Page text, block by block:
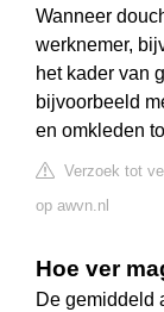
Wanneer
werknemer,
het kader van
bijvoorbeeld
en omkleden
Verzoek tot
op awvn.nl
Hoe ver
De gemiddeld